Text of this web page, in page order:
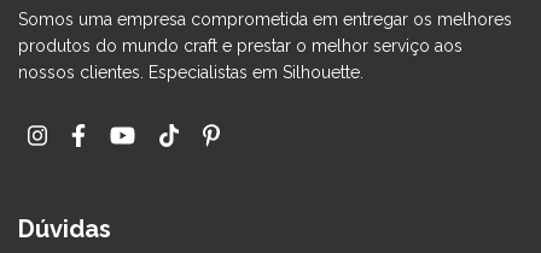
Somos uma empresa comprometida em entregar os melhores
produtos do mundo craft e prestar o melhor serviço aos
nossos clientes. Especialistas em Silhouette.
Dúvidas